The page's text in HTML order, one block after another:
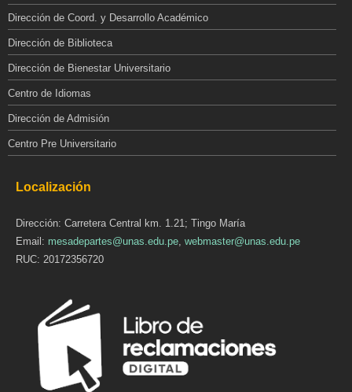
Dirección de Coord. y Desarrollo Académico
Dirección de Biblioteca
Dirección de Bienestar Universitario
Centro de Idiomas
Dirección de Admisión
Centro Pre Universitario
Localización
Dirección: Carretera Central km. 1.21; Tingo María
Email: mesadepartes@unas.edu.pe, webmaster@unas.edu.pe
RUC: 20172356720